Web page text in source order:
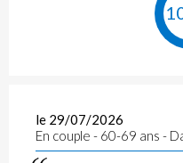
le 29/07/2026
En couple - 60-69 ans -